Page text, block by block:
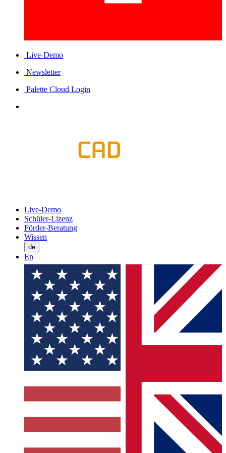
Live-Demo
Newsletter
Palette Cloud Login
Live-Demo
Schüler-Lizenz
Förder-Beratung
Wissen
de
En